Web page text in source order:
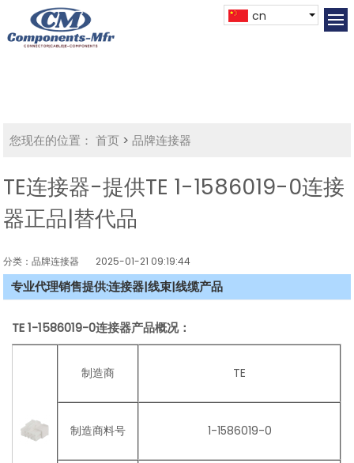
cn
您现在的位置： 首页 >品牌连接器
TE连接器-提供TE 1-1586019-0连接
器正品|替代品
分类：品牌连接器 2025-01-21 09:19:44
专业代理销售提供:连接器|线束|线缆产品
TE 1-1586019-0连接器产品概况：
制造商 TE
制造商料号 1-1586019-0